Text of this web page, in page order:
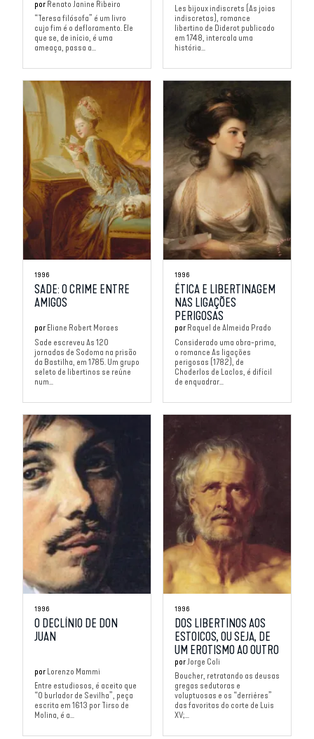
por Renato Janine Ribeiro
“Teresa filósofa” é um livro
cujo fim é o defloramento. Ele
que se, de início, é uma
ameaça, passa a...
Les bijoux indiscrets (As joias
indiscretas), romance
libertino de Diderot publicado
em 1748, intercala uma
história...
1996
SADE: O CRIME ENTRE
AMIGOS
por Eliane Robert Moraes
Sade escreveu As 120
jornadas de Sodoma na prisão
da Bastilha, em 1785. Um grupo
seleto de libertinos se reúne
num...
1996
ÉTICA E LIBERTINAGEM
NAS LIGAÇÕES
PERIGOSAS
por Raquel de Almeida Prado
Considerado uma obra-prima,
o romance As ligações
perigosas (1782), de
Choderlos de Laclos, é difícil
de enquadrar...
1996
O DECLÍNIO DE DON
JUAN
por Lorenzo Mammi
Entre estudiosos, é aceito que
“O burlador de Sevilha”, peça
escrita em 1613 por Tirso de
Molina, é a...
1996
DOS LIBERTINOS AOS
ESTOICOS, OU SEJA, DE
UM EROTISMO AO OUTRO
por Jorge Coli
Boucher, retratando as deusas
gregas sedutoras e
voluptuosas e os “derrières”
das favoritas do corte de Luis
XV;...